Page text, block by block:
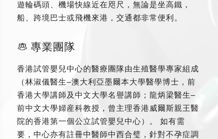
遊輪碼頭、機場快線近在咫尺，無論是坐高鐵，
船、跨境巴士或飛機來港，交通都非常便利。
專業團隊
香港試管嬰兒中心的醫療團隊由生殖醫學專家組成
（林淑儀醫生–澳大利亞墨爾本大學醫學博士，前
香港大學講師及中文大學名譽講師；龍炳梁醫生–
前中文大學婦産科教授，曾主理香港威爾斯親王醫
院的香港第一個公立試管嬰兒中心）。 如有需
要，中心亦有註冊中醫師中西合璧，針對不孕症調